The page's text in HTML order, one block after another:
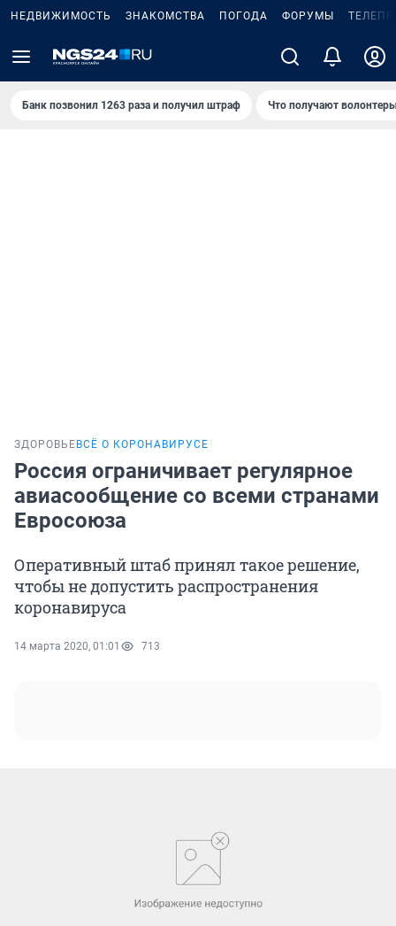
НЕДВИЖИМОСТЬ ЗНАКОМСТВА ПОГОДА ФОРУМЫ
Банк позвонил 1263 раза и получил штраф Что получают
ЗДОРОВЬЕ ВСЁ О КОРОНАВИРУСЕ
Россия ограничивает регулярное
авиасообщение со всеми странами
Евросоюза
Оперативный штаб принял такое решение,
чтобы не допустить распространения
коронавируса
14 марта 2020, 01:01 713